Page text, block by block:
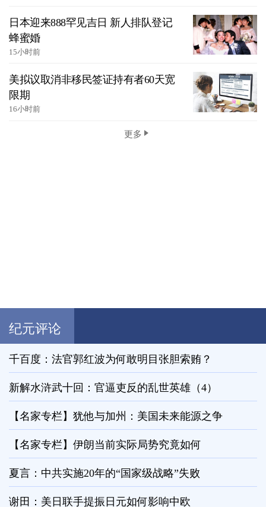
日本迎来888罕见吉日 新人排队登记
蜂蜜婚
15小时前
美拟议取消非移民签证持有者60天宽
限期
16小时前
更多
纪元评论
千百度：法官郭红波为何敢明目张胆索贿？
新解水浒武十回：官逼吏反的乱世英雄（4）
【名家专栏】犹他与加州：美国未来能源之争
【名家专栏】伊朗当前实际局势究竟如何
夏言：中共实施20年的“国家级战略”失败
谢田：美日联手提振日元如何影响中欧